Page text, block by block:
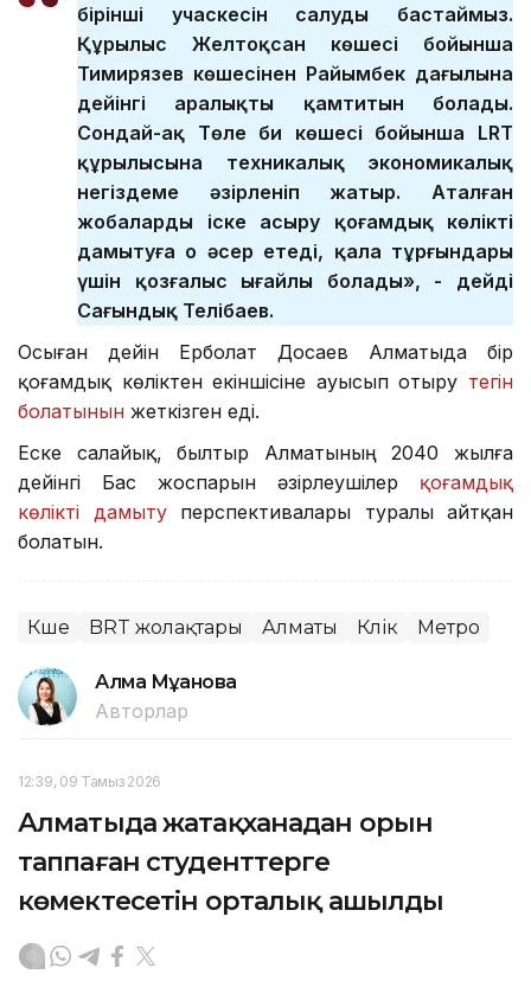
бірінші учаскесін салуды бастаймыз.
Құрылыс Желтоқсан көшесі бойынша
Тимирязев көшесінен Райымбек даңғылына
дейінгі аралықты қамтитын болады.
Сондай-ақ Төле би көшесі бойынша LRT
құрылысына техникалық экономикалық
негіздеме әзірленіп жатыр. Аталған
жобаларды іске асыру қоғамдық көлікті
дамытуға оң әсер етеді, қала тұрғындары
үшін қозғалыс ыңғайлы болады», - дейді
Сағындық Телібаев.
Осыған дейін Ерболат Досаев Алматыда бір
қоғамдық көліктен екіншісіне ауысып отыру тегін
болатынын жеткізген еді.
Еске салайық, былтыр Алматының 2040 жылға
дейінгі Бас жоспарын әзірлеушілер қоғамдық
көлікті дамытуперспективалары туралы айтқан
болатын.
Көше BRT жолақтары Алматы Көлік Метро
Алма Мұқанова
Авторлар
12:39, 09 Тамыз 2026
Алматыда жатақханадан орын
таппаған студенттерге
көмектесетін орталық ашылды